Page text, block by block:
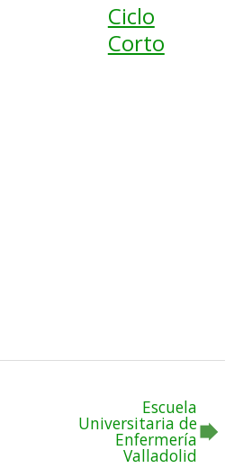
Ciclo
Corto
Escuela
Universitaria de
Enfermería
Valladolid